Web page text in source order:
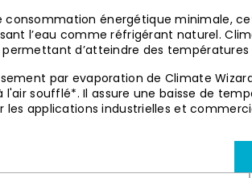
consommation énergétique minimale,
l’eau comme réfrigérant naturel.
d’atteindre des
par evaporation de Climate
l'air soufflé*. Il assure une baisse de
les applications industrielles et